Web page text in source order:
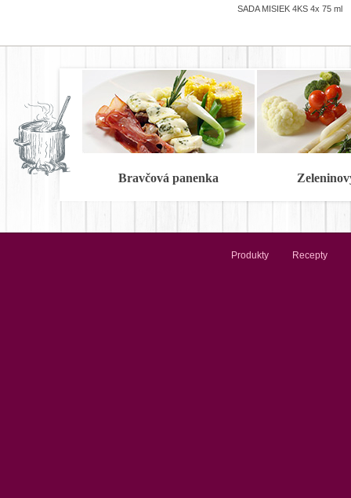
SADA MISIEK 4KS 4x 75 ml
Bravčová panenka
Produkty Recepty